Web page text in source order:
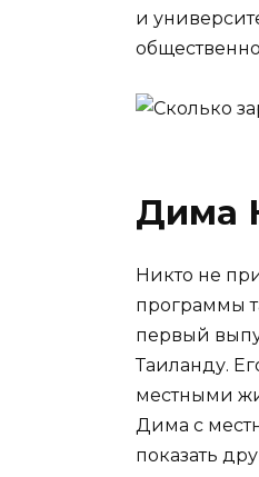
и
Дима
Никто не
программы
первый
Таиланду.
местными
Дима с
показать